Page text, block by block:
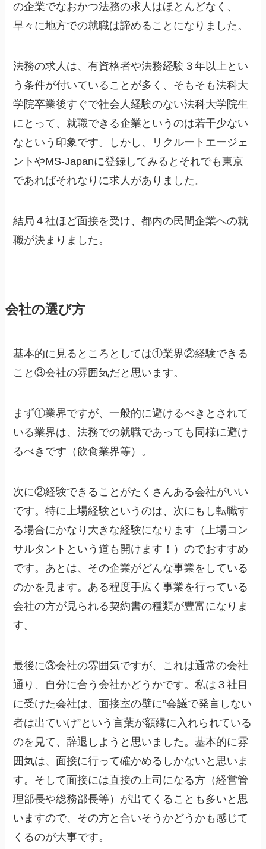
の企業でなおかつ法務の求人はほとんどなく、
早々に地方での就職は諦めることになりました。
法務の求人は、有資格者や法務経験３年以上とい
う条件が付いていることが多く、そもそも法科大
学院卒業後すぐで社会人経験のない法科大学院生
にとって、就職できる企業というのは若干少ない
なという印象です。しかし、リクルートエージェ
ントやMS-Japanに登録してみるとそれでも東京
であればそれなりに求人がありました。
結局４社ほど面接を受け、都内の民間企業への就
職が決まりました。
会社の選び方
基本的に見るところとしては①業界②経験できる
こと③会社の雰囲気だと思います。
まず①業界ですが、一般的に避けるべきとされて
いる業界は、法務での就職であっても同様に避け
るべきです（飲食業界等）。
次に②経験できることがたくさんある会社がいい
です。特に上場経験というのは、次にもし転職す
る場合にかなり大きな経験になります（上場コン
サルタントという道も開けます！）のでおすすめ
です。あとは、その企業がどんな事業をしている
のかを見ます。ある程度手広く事業を行っている
会社の方が見られる契約書の種類が豊富になりま
す。
最後に③会社の雰囲気ですが、これは通常の会社
通り、自分に合う会社かどうかです。私は３社目
に受けた会社は、面接室の壁に”会議で発言しない
者は出ていけ”という言葉が額縁に入れられている
のを見て、辞退しようと思いました。基本的に雰
囲気は、面接に行って確かめるしかないと思いま
す。そして面接には直接の上司になる方（経営管
理部長や総務部長等）が出てくることも多いと思
いますので、その方と合いそうかどうかも感じて
くるのが大事です。